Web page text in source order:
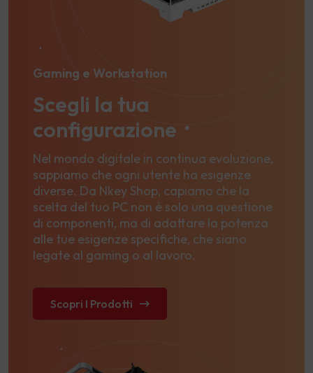
Gaming e Workstation
Scegli la tua
configurazione
Nel mondo digitale in continua evoluzione,
sappiamo che ogni utente ha esigenze
diverse. Da Nkey Shop, capiamo che la
scelta del tuo PC non è solo una questione
di componenti, ma di adattare la potenza
alle tue esigenze specifiche, che siano
legate al gaming o al lavoro.
Scopri I Prodotti